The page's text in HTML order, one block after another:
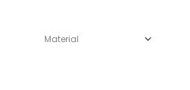
Material